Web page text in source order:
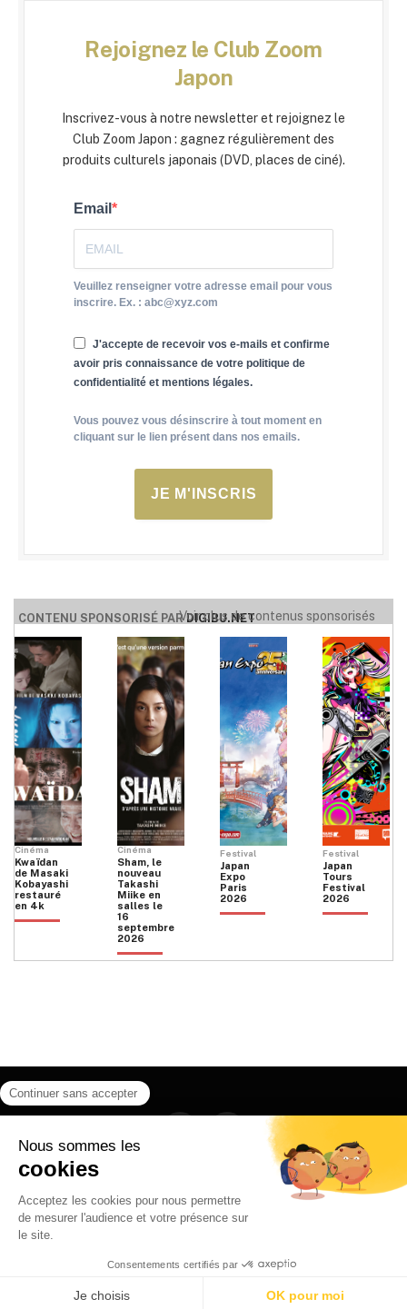
Rejoignez le Club Zoom
Japon
Inscrivez-vous à notre newsletter et rejoignez le
Club Zoom Japon : gagnez régulièrement des
produits culturels japonais (DVD, places de ciné).
Email
Veuillez renseigner votre adresse email pour vous
inscrire. Ex. : abc@xyz.com
J'accepte de recevoir vos e-mails et confirme
avoir pris connaissance de votre politique de
confidentialité et mentions légales.
Vous pouvez vous désinscrire à tout moment en
cliquant sur le lien présent dans nos emails.
JE M'INSCRIS
CONTENU SPONSORISÉ PARDIGIBU.NET
Voir plus de contenus sponsorisés
Cinéma
Kwaïdan
de Masaki
Kobayashi
restauré
en 4k
Cinéma
Sham, le
nouveau
Takashi
Miike en
salles le
16
septembre
2026
Festival
Japan
Expo
Paris
2026
Festival
Japan
Tours
Festival
2026
Instagram
CONTACT
POLITIQUE DE CONFIDENTIALITÉ
© 2026 Ilyfunet communication